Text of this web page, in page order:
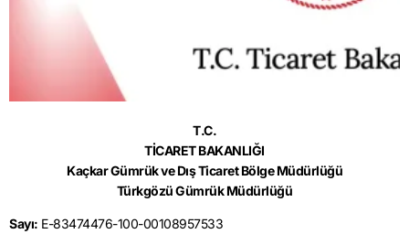
T.C.
TİCARET BAKANLIĞI
Kaçkar Gümrük ve Dış Ticaret Bölge Müdürlüğü
Türkgözü Gümrük Müdürlüğü
Sayı: E-83474476-100-00108957533